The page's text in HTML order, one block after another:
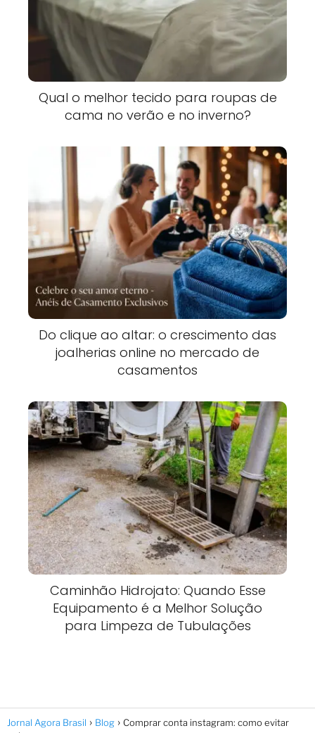
Qual o melhor tecido para roupas de
cama no verão e no inverno?
Do clique ao altar: o crescimento das
joalherias online no mercado de
casamentos
Caminhão Hidrojato: Quando Esse
Equipamento é a Melhor Solução
para Limpeza de Tubulações
Jornal Agora Brasil Blog
Comprar conta instagram: como evitar